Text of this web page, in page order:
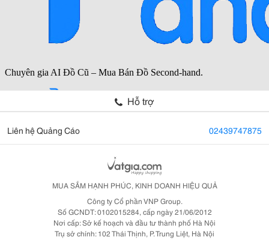
Hỗ trợ
Liên hệ Quảng Cáo 02439747875
MUA SẮM HẠNH PHÚC, KINH DOANH HIỆU QUẢ
Công ty Cổ phần VNP Group.
Số GCNDT: 0102015284, cấp ngày 21/06/2012
Nơi cấp: Sở kế hoạch và đầu tư thành phố Hà Nội
Trụ sở chính: 102 Thái Thịnh, P. Trung Liệt, Hà Nội